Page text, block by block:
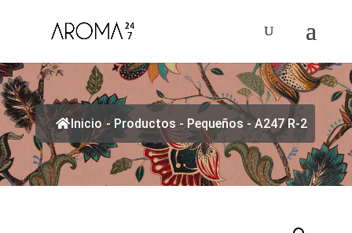
Inicio - Productos - Pequeños - A247 R-2